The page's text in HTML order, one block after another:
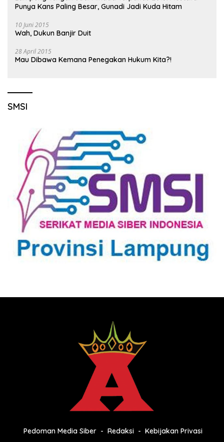
Punya Kans Paling Besar, Gunadi Jadi Kuda Hitam
10 Juni 2015
Wah, Dukun Banjir Duit
28 April 2015
Mau Dibawa Kemana Penegakan Hukum Kita?!
SMSI
Pedoman Media Siber Redaksi
Kebijakan Privasi